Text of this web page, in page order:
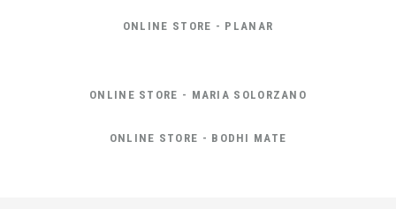
ONLINE STORE - PLANAR
ONLINE STORE - MARIA SOLORZANO
ONLINE STORE - BODHI MATE